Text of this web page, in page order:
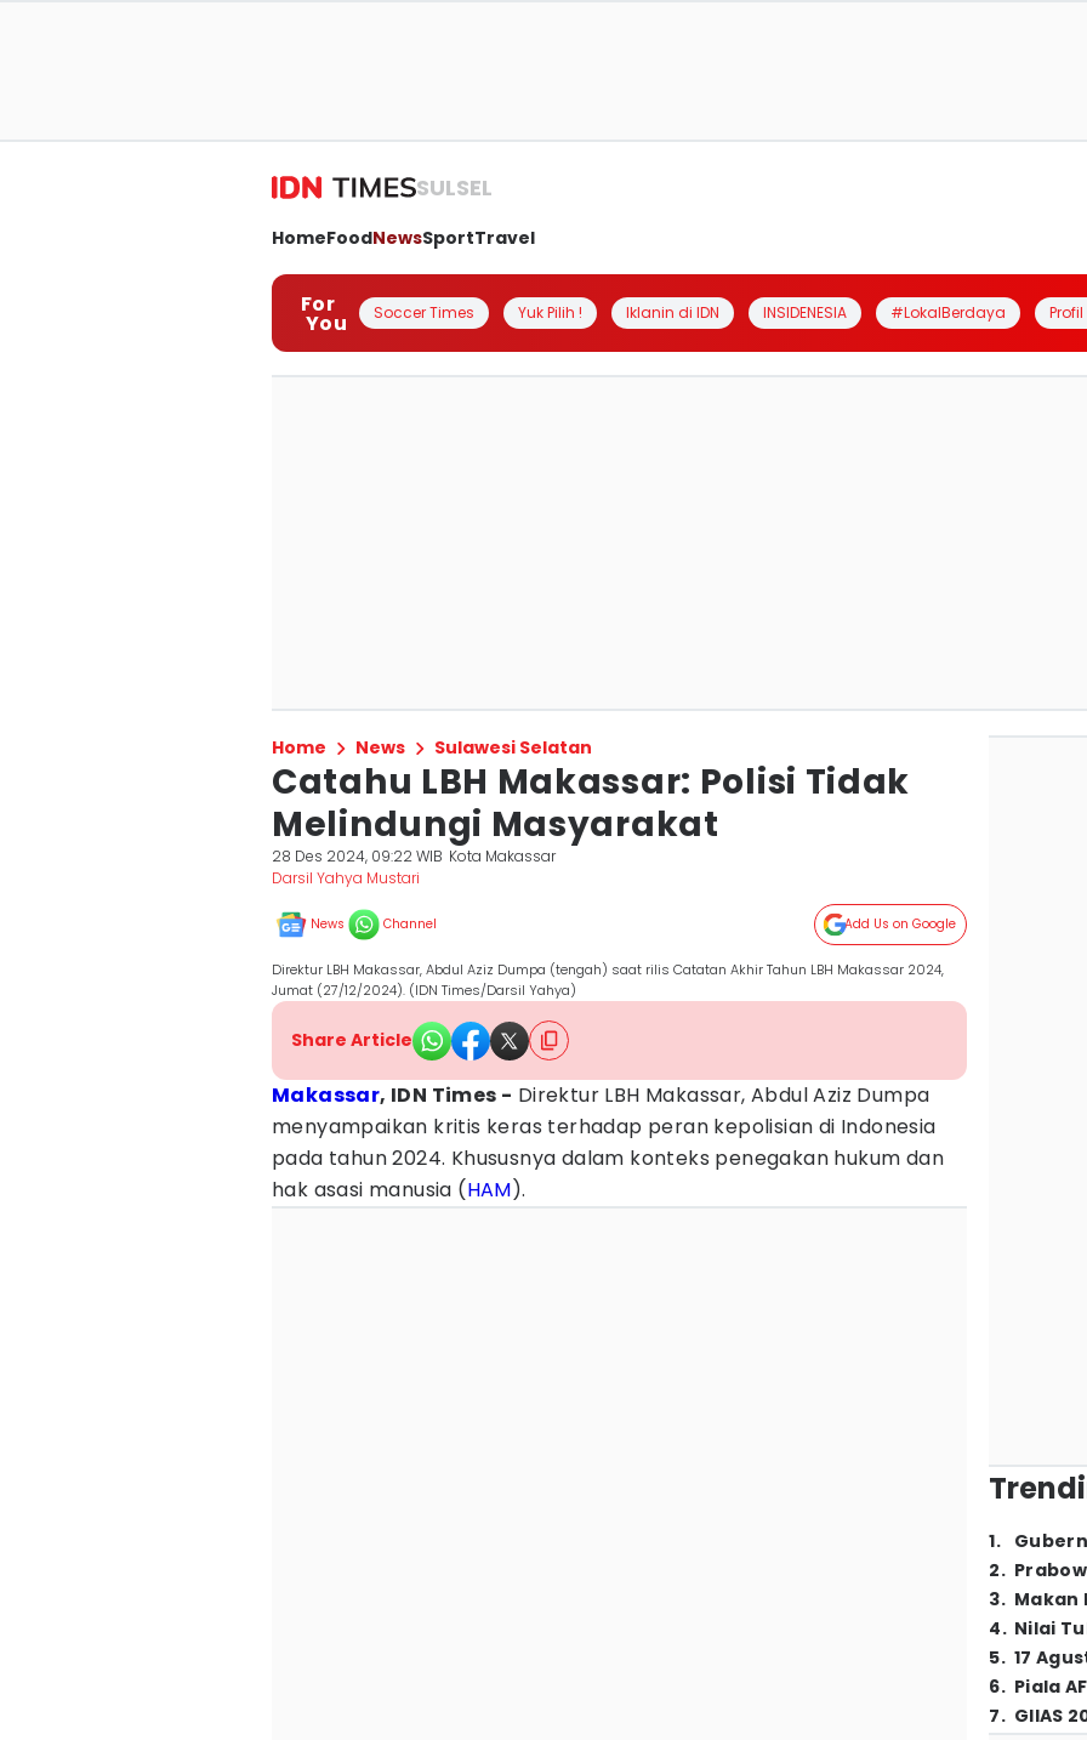
SULSEL
HomeFoodNewsSportTravel
For
You Soccer Times Yuk Pilih ! Iklanin di IDN INSIDENESIA #LokalBerdaya
Home News Sulawesi Selatan
Catahu LBH Makassar: Polisi Tidak
Melindungi Masyarakat
28 Des 2024, 09:22 WIB Kota Makassar
Darsil Yahya Mustari
News Channel Add Us on Google
Direktur LBH Makassar, Abdul Aziz Dumpa (tengah) saat rilis Catatan Akhir Tahun LBH Makassar 2024,
Jumat (27/12/2024). (IDN Times/Darsil Yahya)
Share Article
Makassar, IDN Times - Direktur LBH Makassar, Abdul Aziz Dumpa
menyampaikan kritis keras terhadap peran kepolisian di Indonesia
pada tahun 2024. Khususnya dalam konteks penegakan hukum dan
hak asasi manusia (HAM).
1.
2.
3. Makan
4. Nilai
5. 17
6. Piala
7. GIIAS